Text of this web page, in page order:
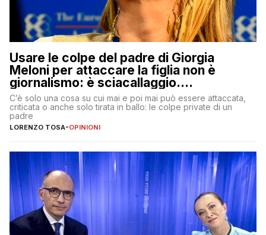
Usare le colpe del padre di Giorgia
Meloni per attaccare la figlia non è
giornalismo: è sciacallaggio.
Dimostriamo di essere diversi
C’è solo una cosa su cui mai e poi mai può essere attaccata,
criticata o anche solo tirata in ballo: le colpe private di un
padre
LORENZO TOSA-OPINIONI